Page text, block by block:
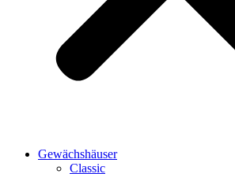
Gewächshäuser
Classic